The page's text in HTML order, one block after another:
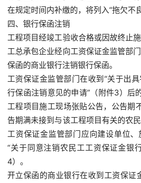
在规定时间内补缴的，将列入“拖欠不良
四、银行保函注销
工程项目经竣工验收合格或因故终止
工总承包企业经向工资保证金监管部
保函的商业银行注销银行保函。
工资保证金监管部门在收到“关于出
行保函注销意见的申请”（附件3）后
工程项目施工现场张贴公告，公告期
告期满未接到与该工程项目有关的农
工资保证金监管部门应向建设单位
“关于同意注销农民工工资保证金银
4）。
开立保函的商业银行在收到工资保证